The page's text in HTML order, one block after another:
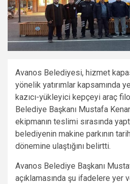
Avanos Belediyesi, hizmet
yönelik yatırımlar kapsamında
kazıcı-yükleyici kepçeyi araç
Belediye Başkanı Mustafa
ekipmanın teslimi sırasında
belediyenin makine parkının
dönemine ulaştığını belirtti.
Avanos Belediye Başkanı
açıklamasında şu ifadelere yer